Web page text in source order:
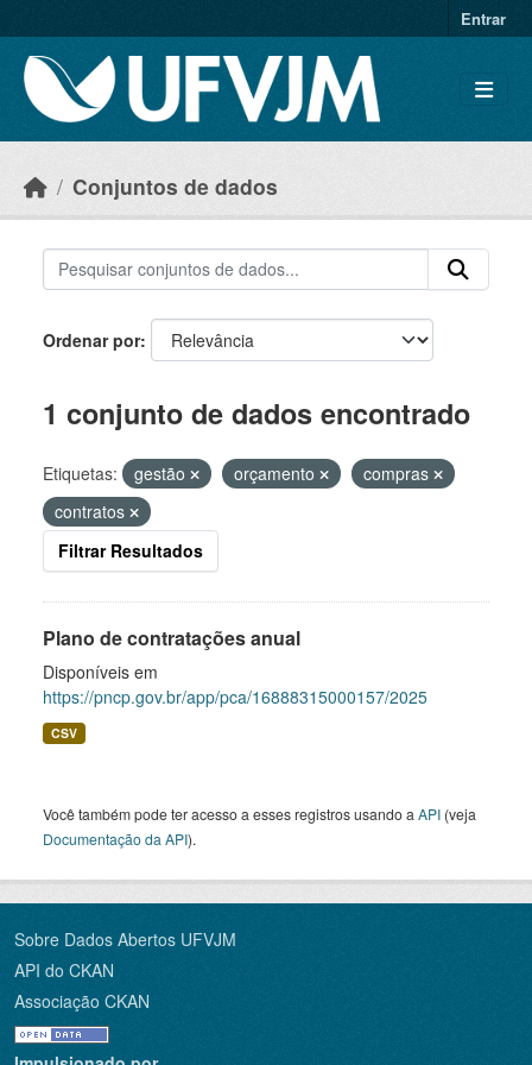
Entrar
Conjuntos de dados
Ordenar por
1 conjunto de dados encontrado
Etiquetas: gestão orçamento
compras
contratos
Filtrar Resultados
Plano de contratações anual
Disponíveis em
https://pncp.gov.br/app/pca/16888315000157/2025
CSV
Você também pode ter acesso a esses registros usando a API (veja
Documentação da API).
Sobre Dados Abertos UFVJM
API do CKAN
Associação CKAN